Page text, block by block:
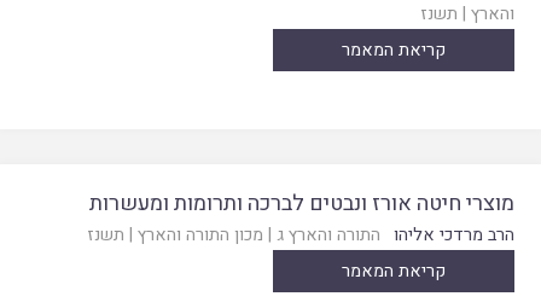
והארץ | תשנז
קריאת המאמר
מוצרי חיטה אורז ונבטים לברכה ותרומות ומעשרות
הרב מרדכי אליהו התורה והארץ ג | מכון התורה והארץ | תשנז
קריאת המאמר